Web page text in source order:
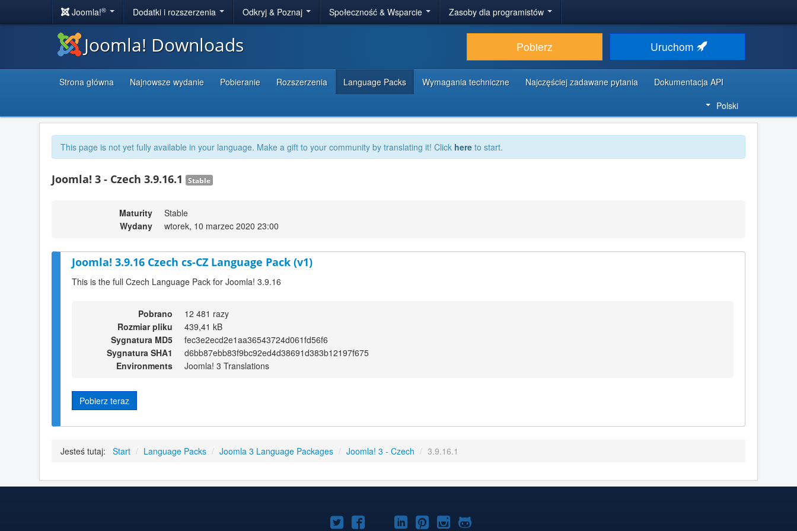
Joomla!® Dodatki i rozszerzenia Odkryj & Poznaj Społeczność & Wsparcie Zasoby dla programistów
Joomla! Downloads Pobierz Uruchom
Strona główna Najnowsze wydanie Pobieranie Rozszerzenia Language Packs Wymagania techniczne Najczęściej zadawane pytania
Dokumentacja API
Polski
This page is not yet fully available in your language. Make a gift to your community by translating it! Click here to start.
Joomla! 3 - Czech 3.9.16.1 Stable
Maturity
Stable
Wydany
wtorek, 10 marzec 2020 23:00
Joomla! 3.9.16 Czech cs-CZ Language Pack (v1)
This is the full Czech Language Pack for Joomla! 3.9.16
Pobrano
12 481 razy
Rozmiar pliku
439,41 kB
Sygnatura MD5
fec3e2ecd2e1aa36543724d061fd56f6
Sygnatura SHA1
d6bb87ebb83f9bc92ed4d38691d383b12197f675
Environments
Joomla! 3 Translations
Pobierz teraz
Jesteś tutaj: Start / Language Packs / Joomla 3 Language Packages / Joomla! 3 - Czech / 3.9.16.1
Joomla!Joomla!Joomla!
Joomla!Joomla!
Joomla!Joomla!